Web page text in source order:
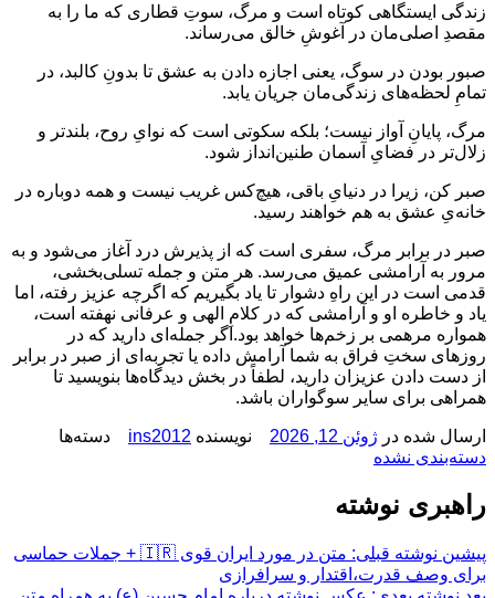
زندگی ایستگاهی کوتاه است و مرگ، سوتِ قطاری که ما را به
مقصدِ اصلی‌مان در آغوشِ خالق می‌رساند.
صبور بودن در سوگ، یعنی اجازه دادن به عشق تا بدونِ کالبد، در
تمامِ لحظه‌های زندگی‌مان جریان یابد.
مرگ، پایانِ آواز نیست؛ بلکه سکوتی است که نوایِ روح، بلندتر و
زلال‌تر در فضایِ آسمان طنین‌انداز شود.
صبر کن، زیرا در دنیایِ باقی، هیچ‌کس غریب نیست و همه دوباره در
خانه‌یِ عشق به هم خواهند رسید.
صبر در برابر مرگ، سفری است که از پذیرش درد آغاز می‌شود و به
مرور به آرامشی عمیق می‌رسد. هر متن و جمله تسلی‌بخشی،
قدمی است در این راهِ دشوار تا یاد بگیریم که اگرچه عزیز رفته، اما
یاد و خاطره او و آرامشی که در کلامِ الهی و عرفانی نهفته است،
همواره مرهمی بر زخم‌ها خواهد بود.اگر جمله‌ای دارید که در
روزهای سختِ فراق به شما آرامش داده یا تجربه‌ای از صبر در برابر
از دست دادن عزیزان دارید، لطفاً در بخش دیدگاه‌ها بنویسید تا
همراهی برای سایر سوگواران باشد.
ارسال شده در ژوئن 12, 2026 نویسنده ins2012
دسته‌ها
دسته‌بندی نشده
راهبری نوشته
پیشین نوشته قبلی:
متن در مورد ایران قوی 🇮🇷 + جملات حماسی
برای وصف قدرت،اقتدار و سرافرازی